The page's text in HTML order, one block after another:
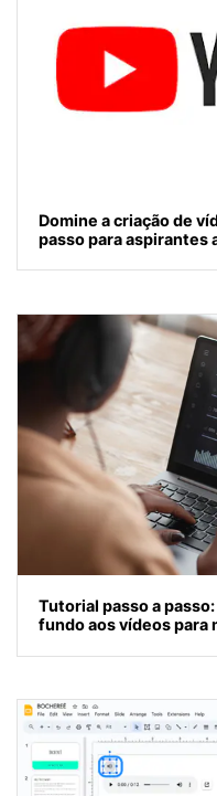
Domine a criação de
passo para aspirantes
Tutorial passo a
fundo aos vídeos para